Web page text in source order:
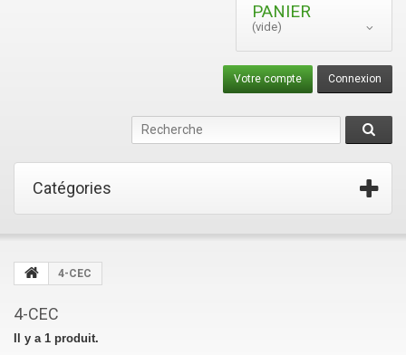
PANIER
(vide)
Connexion
Votre compte
Catégories
4-CEC
4-CEC
Il y a 1 produit.